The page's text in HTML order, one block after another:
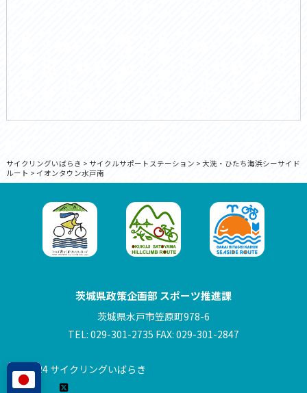
サイクリングいばらき > サイクルサポートステーション > 大洗・ひたち海浜シーサイド
ルート > イオンタウン水戸南
茨城県政策企画部 スポーツ推進課
茨城県水戸市笠原町978-6
TEL: 029-301-2735 FAX: 029-301-2847
© 2024 サイクリングいばらき